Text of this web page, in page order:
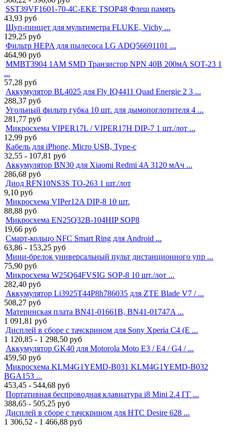
SST39VF1601-70-4C-EKE TSOP48 Флеш память
43,93 руб
Щуп-пинцет для мультиметра FLUKE, Vichy ...
129,25 руб
Фильтр HEPA для пылесоса LG ADQ56691101 ...
464,90 руб
MMBT3904 1AM SMD Транзистор NPN 40В 200мА SOT-23 1
...
57,28 руб
Аккумулятор BL4025 для Fly IQ4411 Quad Energie 2 3 ...
288,37 руб
Угольный фильтр губка 10 шт. для дымопоглотителя 4 ...
281,77 руб
Микросхема VIPER17L / VIPER17H DIP-7 1 шт./лот ...
12,99 руб
Кабель для iPhone, Micro USB, Type-c
32,55 - 107,81 руб
Аккумулятор BN30 для Xiaomi Redmi 4A 3120 мАч ...
286,68 руб
Диод RFN10NS3S TO-263 1 шт./лот
9,10 руб
Микросхема VIPer12A DIP-8 10 шт.
88,88 руб
Микросхема EN25Q32B-104HIP SOP8
19,66 руб
Смарт-кольцо NFC Smart Ring для Android ...
63,86 - 153,25 руб
Мини-брелок универсальный пульт дистанционного упр ...
75,90 руб
Микросхема W25Q64FVSIG SOP-8 10 шт./лот ...
282,40 руб
Аккумулятор Li3925T44P8h786035 для ZTE Blade V7 / ...
508,27 руб
Материнская плата BN41-01661B, BN41-01747A ...
1 091,81 руб
Дисплей в сборе с тачскрином для Sony Xperia C4 (E ...
1 120,85 - 1 298,50 руб
Аккумулятор GK40 для Motorola Moto E3 / E4 / G4 / ...
459,50 руб
Микросхема KLM4G1YEMD-B031 KLM4G1YEMD-B032
BGA153 ...
453,45 - 544,68 руб
Портативная беспроводная клавиатура i8 Mini 2.4 ГГ ...
388,65 - 505,25 руб
Дисплей в сборе с тачскрином для HTC Desire 628 ...
1 306,52 - 1 466,88 руб